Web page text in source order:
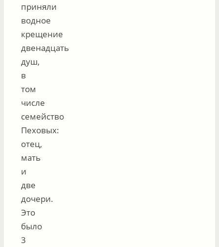
приняли
водное
крещение
двенадцать
душ,
в
том
числе
семейство
Пеховых:
отец,
мать
и
две
дочери.
Это
было
3